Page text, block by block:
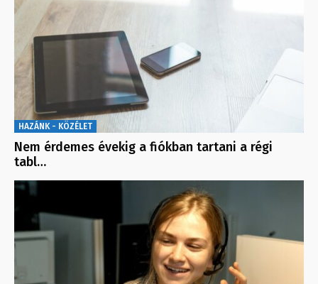
HAZÁNK - KÖZÉLET
Nem érdemes évekig a fiókban tartani a régi
tabl…